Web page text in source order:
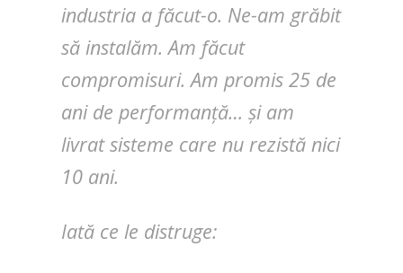
industria a făcut-o. Ne-am grăbit
să instalăm. Am făcut
compromisuri. Am promis 25 de
ani de performanță… și am
livrat sisteme care nu rezistă nici
10 ani.
Iată ce le distruge: